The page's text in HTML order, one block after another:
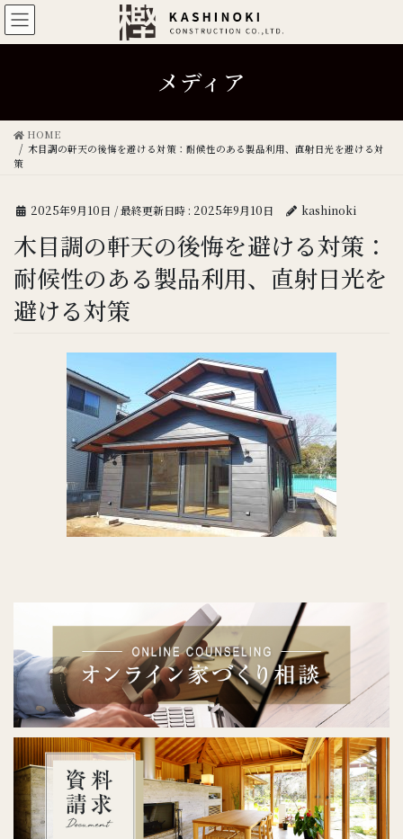
メディア
HOME
木目調の軒天の後悔を避ける対策：耐候性のある製品利用、直射日光を避ける対
策
2025年9月10日 / 最終更新日時 : 2025年9月10日 kashinoki
木目調の軒天の後悔を避ける対策：
耐候性のある製品利用、直射日光を
避ける対策